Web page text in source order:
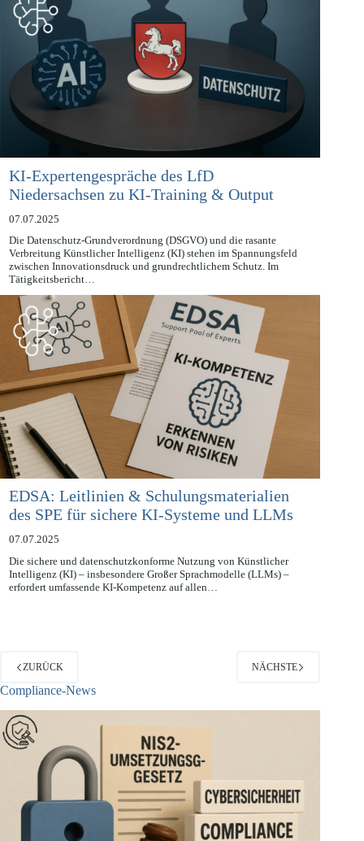
KI-Expertengespräche des LfD
Niedersachsen zu KI-Training & Output
07.07.2025
Die Datenschutz-Grundverordnung (DSGVO) und die rasante
Verbreitung Künstlicher Intelligenz (KI) stehen im Spannungsfeld
zwischen Innovationsdruck und grundrechtlichem Schutz. Im
Tätigkeitsbericht…
EDSA: Leitlinien & Schulungsmaterialien
des SPE für sichere KI-Systeme und LLMs
07.07.2025
Die sichere und datenschutzkonforme Nutzung von Künstlicher
Intelligenz (KI) – insbesondere Großer Sprachmodelle (LLMs) –
ZURÜCK
Compliance-News